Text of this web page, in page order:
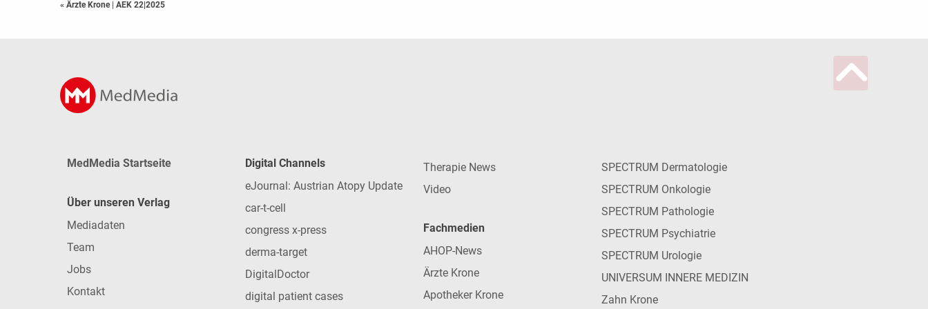
« Ärzte Krone AEK 22|2025
MedMedia Startseite
Über unseren Verlag
Mediadaten
Team
Jobs
Kontakt
Digital Channels
eJournal: Austrian Atopy Update
car-t-cell
congress x-press
derma-target
DigitalDoctor
digital patient cases
Therapie News
Video
Fachmedien
AHOP-News
Ärzte Krone
Apotheker Krone
SPECTRUM Dermatologie
SPECTRUM Onkologie
SPECTRUM Pathologie
SPECTRUM Psychiatrie
SPECTRUM Urologie
UNIVERSUM INNERE MEDIZIN
Zahn Krone